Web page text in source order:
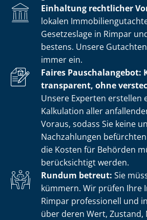
Einhaltung rechtlicher
lokalen
Gesetzeslage in Rimpar
bestens. Unsere
immer ein.
Faires Pauschalangebot:
transparent, ohne
Unsere Experten erstellen
Kalkulation aller
Voraus, sodass Sie keine
Nachzahlungen
die Kosten für Behörden
berücksichtigt werden.
Rundum betreut: Sie
kümmern. Wir prüfen Ihre
Rimpar professionell und
über deren Wert, Zustand,